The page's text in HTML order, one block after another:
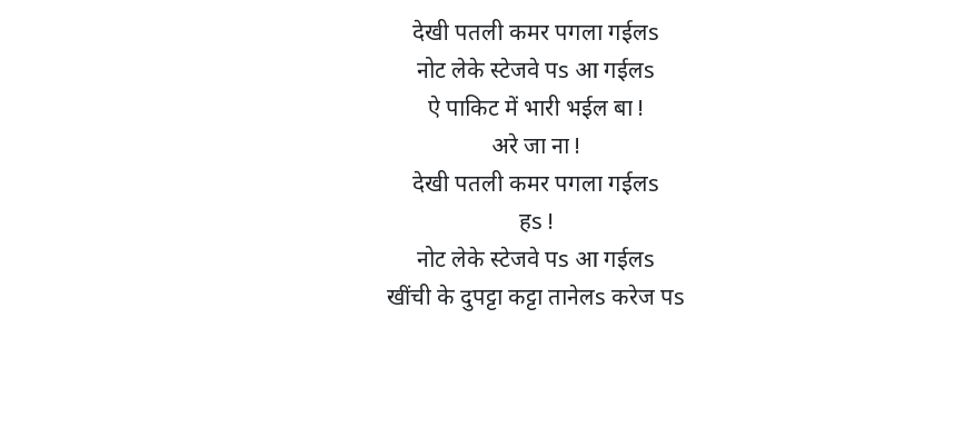
देखी पतली कमर पगला गईलs
नोट लेके स्टेजवे पs आ गईलs
ऐ पाकिट में भारी भईल बा !
अरे जा ना !
देखी पतली कमर पगला गईलs
हs !
नोट लेके स्टेजवे पs आ गईलs
खींची के दुपट्टा कट्टा तानेलs करेज पs